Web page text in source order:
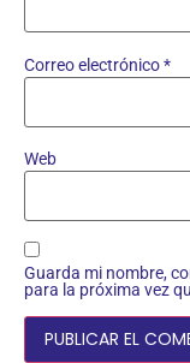
Correo electrónico*
Web
Guarda mi nombre,
para la próxima vez